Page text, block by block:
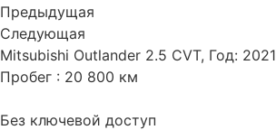
Предыдущая
Следующая
Mitsubishi Outlander 2.5 CVT, Год: 2021
Пробег : 20 800 км
Бeз ключевой дocтуп